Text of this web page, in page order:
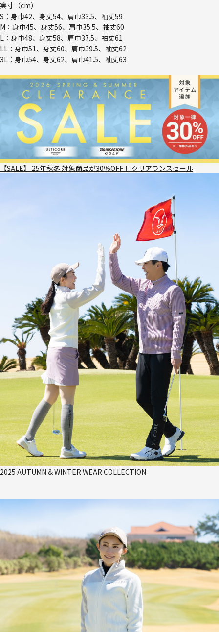
実寸（cm）
S：身巾42、身丈54、肩巾33.5、袖丈59
M：身巾45、身丈56、肩巾35.5、袖丈60
L：身巾48、身丈58、肩巾37.5、袖丈61
LL：身巾51、身丈60、肩巾39.5、袖丈62
3L：身巾54、身丈62、肩巾41.5、袖丈63
【SALE】 25年秋冬 対象商品が30％OFF！ クリアランスセール
2025 AUTUMN & WINTER WEAR COLLECTION